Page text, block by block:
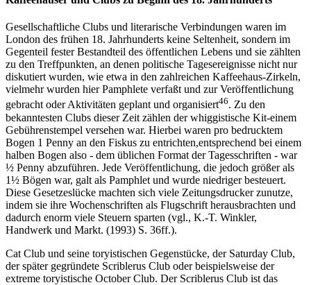
Gesellschaftliche Clubs und literarische Verbindungen waren im
London des frühen 18. Jahrhunderts keine Seltenheit, sondern im
Gegenteil fester Bestandteil des öffentlichen Lebens und sie zählten
zu den Treffpunkten, an denen politische Tagesereignisse nicht nur
diskutiert wurden, wie etwa in den zahlreichen Kaffeehaus-Zirkeln,
vielmehr wurden hier Pamphlete verfaßt und zur Veröffentlichung
gebracht oder Aktivitäten geplant und organisiert46. Zu den
bekanntesten Clubs dieser Zeit zählen der whiggistische Kit-einem
Gebührenstempel versehen war. Hierbei waren pro bedrucktem
Bogen 1 Penny an den Fiskus zu entrichten,entsprechend bei einem
halben Bogen also - dem üblichen Format der Tagesschriften - war
½ Penny abzuführen. Jede Veröffentlichung, die jedoch größer als
1½ Bögen war, galt als Pamphlet und wurde niedriger besteuert.
Diese Gesetzeslücke machten sich viele Zeitungsdrucker zunutze,
indem sie ihre Wochenschriften als Flugschrift herausbrachten und
dadurch enorm viele Steuern sparten (vgl., K.-T. Winkler,
Handwerk und Markt. (1993) S. 36ff.).
Cat Club und seine toryistischen Gegenstücke, der Saturday Club,
der später gegründete Scriblerus Club oder beispielsweise der
extreme toryistische October Club. Der Scriblerus Club ist das